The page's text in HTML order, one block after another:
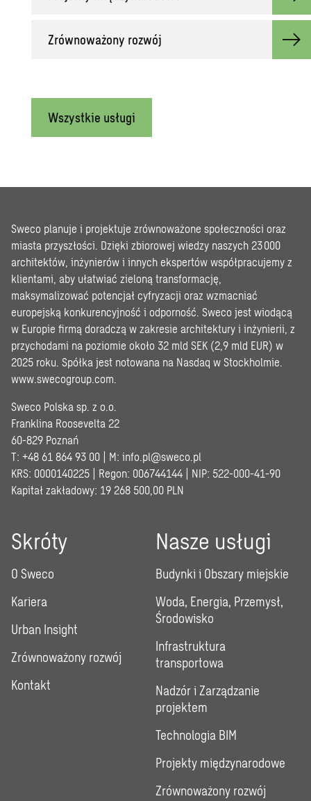
Zrównoważony rozwój
Wszystkie usługi
Sweco planuje i projektuje zrównoważone społeczności oraz
miasta przyszłości. Dzięki zbiorowej wiedzy naszych 23 000
architektów, inżynierów i innych ekspertów współpracujemy z
klientami, aby ułatwiać zieloną transformację,
maksymalizować potencjał cyfryzacji oraz wzmacniać
europejską konkurencyjność i odporność. Sweco jest wiodącą
w Europie firmą doradczą w zakresie architektury i inżynierii, z
przychodami na poziomie około 32 mld SEK (2,9 mld EUR) w
2025 roku. Spółka jest notowana na Nasdaq w Stockholmie.
www.swecogroup.com
Sweco Polska sp. z o.o.
Franklina Roosevelta 22
60-829 Poznań
T: +48 61 864 93 00 | M: info.pl@sweco.pl
KRS: 0000140225 | Regon: 006744144 | NIP: 522-000-41-90
Kapitał zakładowy: 19 268 500,00 PLN
Skróty
O Sweco
Kariera
Urban Insight
Zrównoważony rozwój
Kontakt
Nasze usługi
Budynki i Obszary miejskie
Woda, Energia, Przemysł,
Środowisko
Infrastruktura
transportowa
Nadzór i Zarządzanie
projektem
Technologia BIM
Projekty międzynarodowe
Zrównoważony rozwój